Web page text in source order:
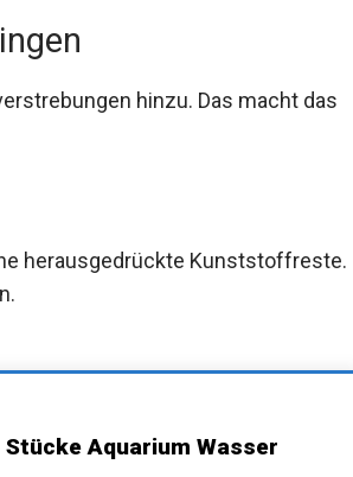
hinzu. Das macht das
herausgedrückte Kunststoffreste.
Stücke Aquarium Wasser